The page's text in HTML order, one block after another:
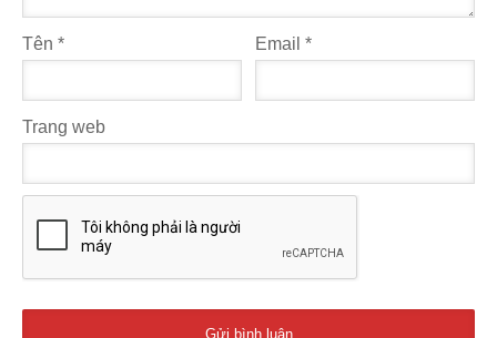
Tên * Email*
Trang web